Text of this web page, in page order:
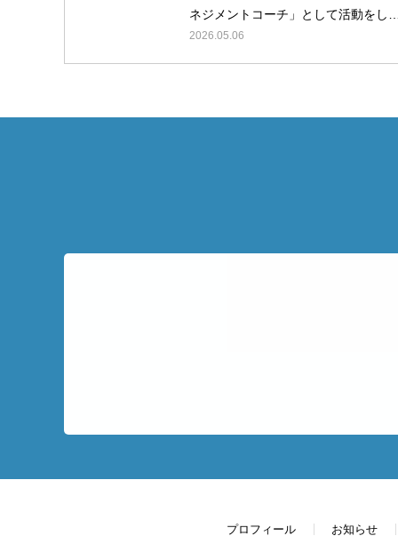
ネジメントコーチ」として活動をし
います。
2026.05.06
プロフィール お知らせ